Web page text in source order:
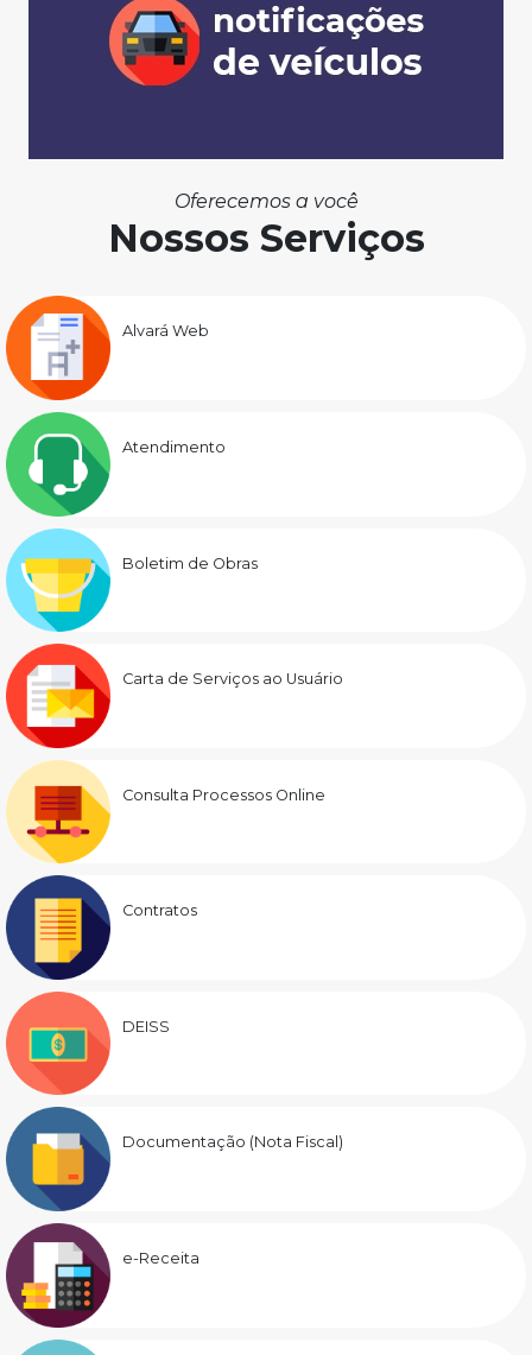
Oferecemos a você
Nossos Serviços
Alvará Web
Atendimento
Boletim de Obras
Carta de Serviços ao Usuário
Consulta Processos Online
Contratos
DEISS
Documentação (Nota Fiscal)
e-Receita